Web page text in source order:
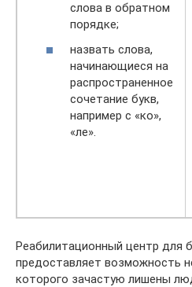
слова в обратном
порядке;
назвать слова,
начинающиеся на
распространенное
сочетание букв,
например с «ко»,
«ле».
Реабилитационный центр для
предоставляет возможность
которого зачастую лишены